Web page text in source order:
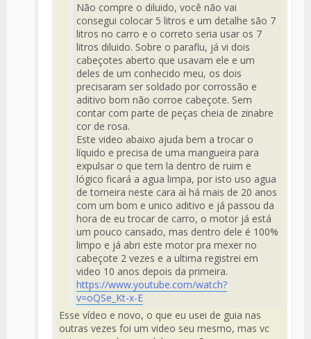
Não compre o diluido, você não vai
consegui colocar 5 litros e um detalhe são 7
litros no carro e o correto seria usar os 7
litros diluido. Sobre o paraflu, já vi dois
cabeçotes aberto que usavam ele e um
deles de um conhecido meu, os dois
precisaram ser soldado por corrossão e
aditivo bom não corroe cabeçote. Sem
contar com parte de peças cheia de zinabre
cor de rosa.
Este video abaixo ajuda bem a trocar o
líquido e precisa de uma mangueira para
expulsar o que tem la dentro de ruim e
lógico ficará a agua limpa, por isto uso agua
de torneira neste cara aì há mais de 20 anos
com um bom e unico aditivo e já passou da
hora de eu trocar de carro, o motor já está
um pouco cansado, mas dentro dele é 100%
limpo e já abri este motor pra mexer no
cabeçote 2 vezes e a ultima registrei em
video 10 anos depois da primeira.
https://www.youtube.com/watch?
v=oQSe_Kt-x-E
Esse vídeo e novo, o que eu usei de guia nas
outras vezes foi um video seu mesmo, mas vc